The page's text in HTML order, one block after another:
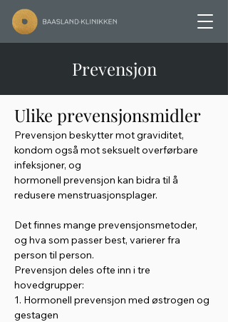
Prevensjon
Ulike prevensjonsmidler
Prevensjon beskytter mot graviditet,
kondom også mot seksuelt overførbare
infeksjoner, og
hormonell prevensjon kan bidra til å
redusere menstruasjonsplager.
Det finnes mange prevensjonsmetoder,
og hva som passer best, varierer fra
person til person.
Prevensjon deles ofte inn i tre
hovedgrupper:
1. Hormonell prevensjon med østrogen og
gestagen